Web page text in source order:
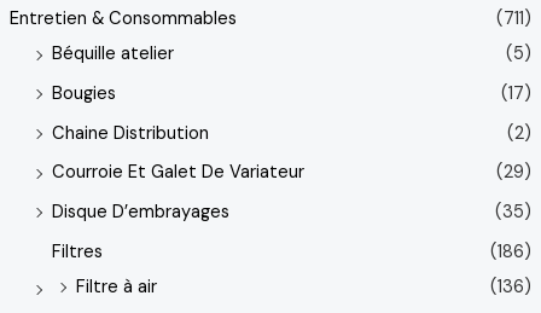
Entretien & Consommables
(711)
Béquille atelier
(5)
Bougies
(17)
Chaine Distribution
(2)
Courroie Et Galet De Variateur
(29)
Disque D’embrayages
(35)
Filtres
(186)
Filtre à air
(136)